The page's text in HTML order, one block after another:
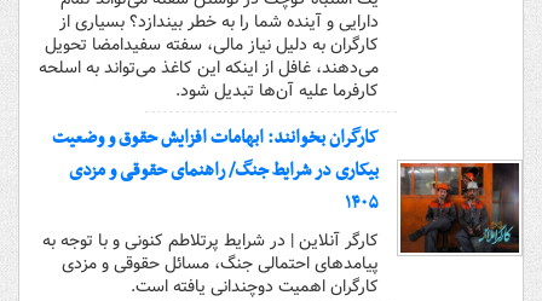
دارایی و آینده شما را به خطر بیندازد؟ بسیاری از
کارگران به دلیل نیاز مالی، سفته سفیدامضا تحویل
می‌دهند، غافل از اینکه این کاغذ می‌تواند به اسلحه
کارفرما علیه آن‌ها تبدیل شود.
کارگران بخوانند: ابهامات افزایش حقوق و وضعیت
بیکاری در شرایط جنگ/ راهنمای حقوقی و مزدی
۱۴۰۵
کارگر آنلاین | در شرایط پرتلاطم کنونی و با توجه به
پیامدهای احتمالی جنگ، مسائل حقوقی و مزدی
کارگران اهمیت دوچندانی یافته است.